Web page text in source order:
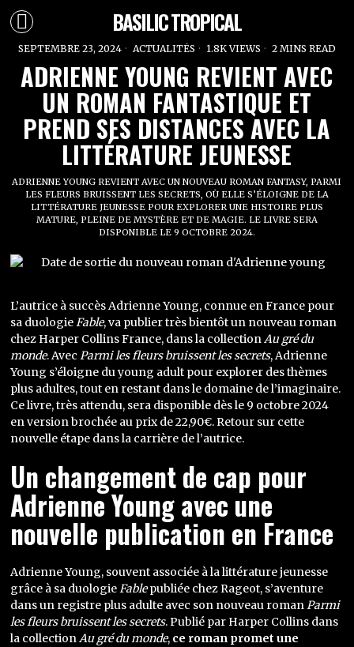
BASILIC TROPICAL
SEPTEMBRE 23, 2024 ACTUALITÉS 1.8K VIEWS 2 MINS READ
ADRIENNE YOUNG REVIENT AVEC
UN ROMAN FANTASTIQUE ET
PREND SES DISTANCES AVEC LA
LITTÉRATURE JEUNESSE
ADRIENNE YOUNG REVIENT AVEC UN NOUVEAU ROMAN FANTASY, PARMI
LES FLEURS BRUISSENT LES SECRETS, OÙ ELLE S’ÉLOIGNE DE LA
LITTÉRATURE JEUNESSE POUR EXPLORER UNE HISTOIRE PLUS
MATURE, PLEINE DE MYSTÈRE ET DE MAGIE. LE LIVRE SERA
DISPONIBLE LE 9 OCTOBRE 2024.
L’autrice à succès Adrienne Young, connue en France pour
sa duologieFable, va publier très bientôt un nouveau roman
chez Harper Collins France, dans la collectionAu gré du
monde. AvecParmi les fleurs bruissent les secrets, Adrienne
Young s’éloigne du young adult pour explorer des thèmes
plus adultes, tout en restant dans le domaine de l’imaginaire.
Ce livre, très attendu, sera disponible dès le 9 octobre 2024
en version brochée au prix de 22,90€. Retour sur cette
nouvelle étape dans la carrière de l’autrice.
Un changement de cap pour
Adrienne Young avec une
nouvelle publication en France
Adrienne Young, souvent associée à la littérature jeunesse
grâce à sa duologieFablepubliée chez Rageot, s’aventure
dans un registre plus adulte avec son nouveau romanParmi
les fleurs bruissent les secrets. Publié par Harper Collins dans
la collectionAu gré du monde, ce roman promet une